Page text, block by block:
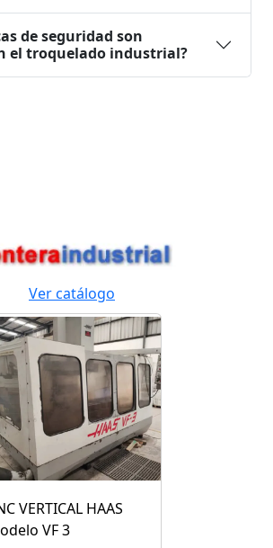
de seguridad son
el troquelado industrial?
Ver catálogo
VERTICAL HAAS
VF 3